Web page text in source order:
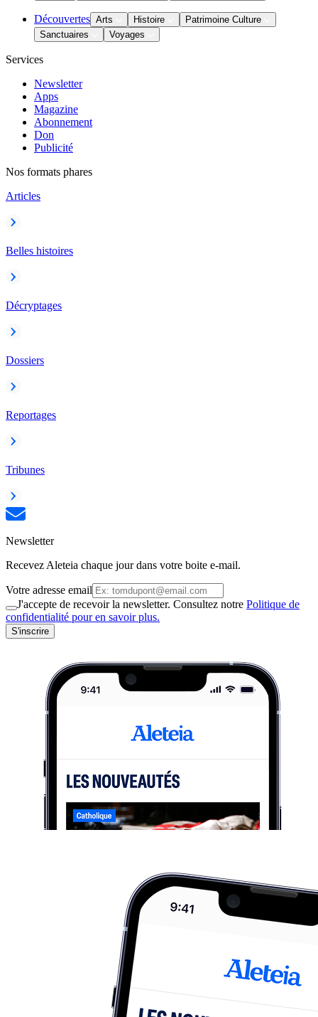
Découvertes Arts Histoire
Patrimoine Culture
Sanctuaires
Voyages
Services
Newsletter
Apps
Magazine
Abonnement
Don
Publicité
Nos formats phares
Articles
Belles histoires
Décryptages
Dossiers
Reportages
Tribunes
Newsletter
Recevez Aleteia chaque jour dans votre boite e-mail.
Votre adresse email
J'accepte de recevoir la newsletter. Consultez notre Politique de
confidentialité pour en savoir plus.
S'inscrire